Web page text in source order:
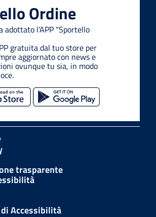
Ordine
adottato l'APP "Sportello
gratuita dal tuo store per
aggiornato con news e
ovunque tu sia, in modo
trasparente
Accessibilità